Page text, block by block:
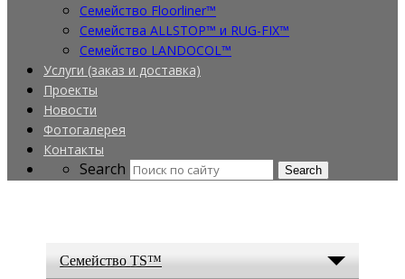
Семейство Floorliner™
Семейства ALLSTOP™ и RUG-FIX™
Семейство LANDOCOL™
Услуги (заказ и доставка)
Проекты
Новости
Фотогалерея
Контакты
Search Search
СемействоTS™